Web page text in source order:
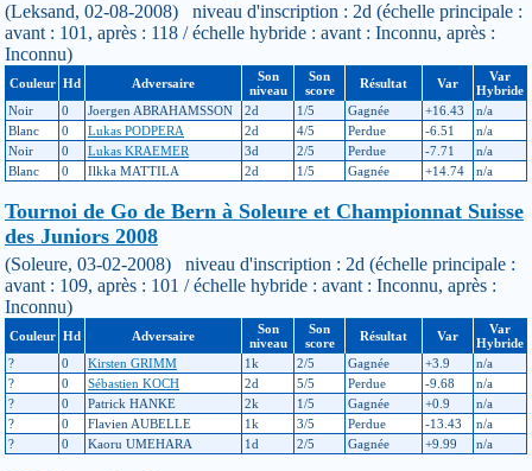
(Leksand, 02-08-2008) niveau d'inscription : 2d (échelle principale :
avant : 101, après : 118 / échelle hybride : avant : Inconnu, après :
Inconnu)
Couleur Hd Adversaire
Son
niveau
Son
score
Résultat Var
Var
Hybride
Noir
0 Joergen ABRAHAMSSON 2d 1/5 Gagnée +16.43
n/a
Blanc
0 Lukas PODPERA 2d 4/5 Perdue -6.51
n/a
Noir
0 Lukas KRAEMER 3d 2/5 Perdue -7.71
n/a
Blanc
0 Ilkka MATTILA 2d 1/5 Gagnée +14.74 n/a
Tournoi de Go de Bern à Soleure et Championnat Suisse
des Juniors 2008
(Soleure, 03-02-2008) niveau d'inscription : 2d (échelle principale :
avant : 109, après : 101 / échelle hybride : avant : Inconnu, après :
Inconnu)
Couleur Hd Adversaire
Son
niveau
Son
score
Résultat Var
Var
Hybride
?
0 Kirsten GRIMM 1k 2/5 Gagnée +3.9
n/a
?
0 Sébastien KOCH 2d 5/5 Perdue -9.68
n/a
?
0 Patrick HANKE 2k 1/5 Gagnée +0.9
n/a
?
0 Flavien AUBELLE 1k 3/5 Perdue -13.43
n/a
?
0 Kaoru UMEHARA 1d 2/5 Gagnée +9.99 n/a